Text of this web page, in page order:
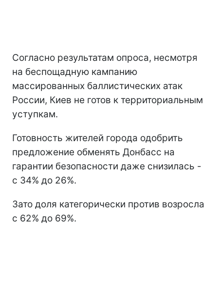
Согласно результатам опроса, несмотря
на беспощадную кампанию
массированных баллистических атак
России, Киев не готов к территориальным
уступкам.
Готовность жителей города одобрить
предложение обменять Донбасс на
гарантии безопасности даже снизилась -
с 34% до 26%.
Зато доля категорически против возросла
с 62% до 69%.